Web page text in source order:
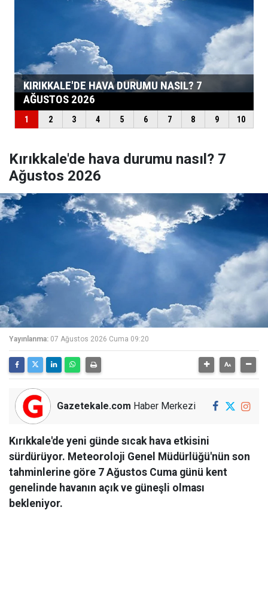
Kırıkkale'de hava durumu nasıl? 7
Ağustos 2026
Yayınlanma: 07 Ağustos 2026 Cuma 09:20
Gazetekale.com Haber Merkezi
Kırıkkale'de yeni günde sıcak hava etkisini
sürdürüyor. Meteoroloji Genel Müdürlüğü'nün son
tahminlerine göre 7 Ağustos Cuma günü kent
genelinde havanın açık ve güneşli olması
bekleniyor.